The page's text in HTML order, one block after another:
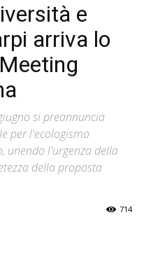
e
arriva lo
si preannuncia
per l'ecologismo
unendo l'urgenza della
della proposta
714